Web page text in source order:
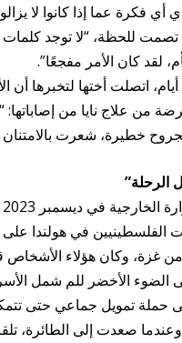
أي فكرة عما إذا كانوا لا
تصمت للحظة، “لا توجد
لقد كان الأمر مفجعًا”.
اتصلت أختها لتخبرها أن
من علاج نايا من إصاباتها:
خطيرة، شعرت بالامتنان
الرحلة”
الفلسطينيين في هولندا على
من غزة، وكان هؤلاء
الضوء الأخضر للم شمل
حملة تمويل جماعي حتى
صعدت إلى الطائرة،